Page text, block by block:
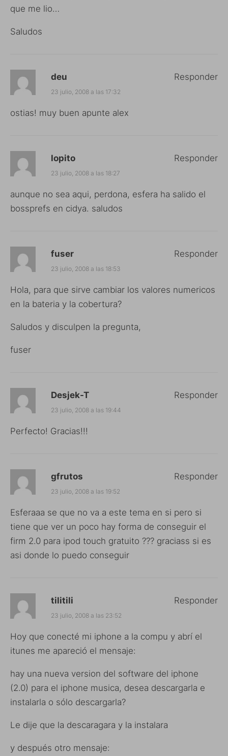
que me lio…
Saludos
deu
23 julio, 2008 a las 17:32
ostias! muy buen apunte alex
Responder
lopito
23 julio, 2008 a las 18:27
aunque no sea aqui, perdona, esfera ha salido el
bossprefs en cidya. saludos
Responder
fuser
23 julio, 2008 a las 18:53
Hola, para que sirve cambiar los valores numericos
en la bateria y la cobertura?
Saludos y disculpen la pregunta,
fuser
Responder
Desjek-T
23 julio, 2008 a las 19:44
Perfecto! Gracias!!!
Responder
gfrutos
23 julio, 2008 a las 19:52
Esferaaa se que no va a este tema en si pero si
tiene que ver un poco hay forma de conseguir el
firm 2.0 para ipod touch gratuito ??? graciass si es
asi donde lo puedo conseguir
Responder
tilitili
23 julio, 2008 a las 23:52
Hoy que conecté mi iphone a la compu y abrí el
itunes me apareció el mensaje:
hay una nueva version del software del iphone
(2.0) para el iphone musica, desea descargarla e
instalarla o sólo descargarla?
Le dije que la descaragara y la instalara
y después otro mensaje:
Responder